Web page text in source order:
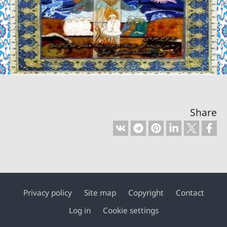
Share
Footer
Contact
Copyright
Site map
Privacy policy
Cookie settings
Log in